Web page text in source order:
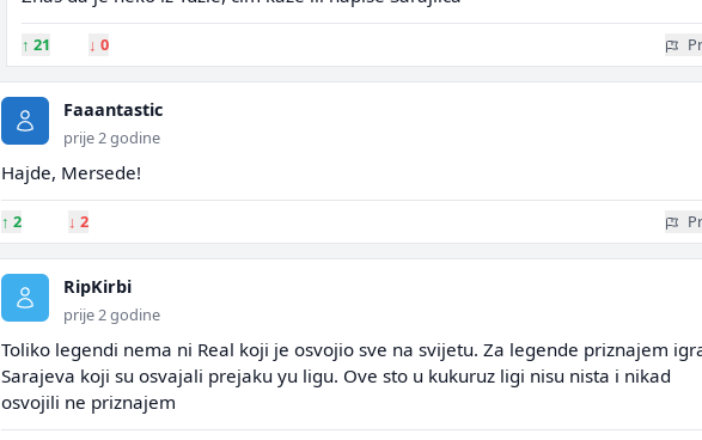
↑ 21 ↓ 0
Faaantastic
prije 2 godine
Hajde, Mersede!
↑ 2 ↓ 2
RipKirbi
prije 2 godine
Toliko legendi nema ni Real koji je osvojio sve na svijetu. Za legende priznajem
Sarajeva koji su osvajali prejaku yu ligu. Ove sto u kukuruz ligi nisu nista i nikad
osvojili ne priznajem